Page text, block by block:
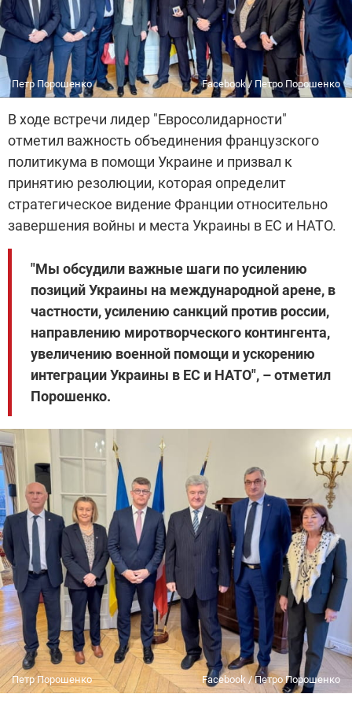
Петр Порошенко Facebook / Петро Порошенко
В ходе встречи лидер "Евросолидарности"
отметил важность объединения французского
политикума в помощи Украине и призвал к
принятию резолюции, которая определит
стратегическое видение Франции относительно
завершения войны и места Украины в ЕС и НАТО.
"Мы обсудили важные шаги по усилению
позиций Украины на международной арене, в
частности, усилению санкций против россии,
направлению миротворческого контингента,
увеличению военной помощи и ускорению
интеграции Украины в ЕС и НАТО", – отметил
Порошенко.
Петр Порошенко Facebook / Петро Порошенко